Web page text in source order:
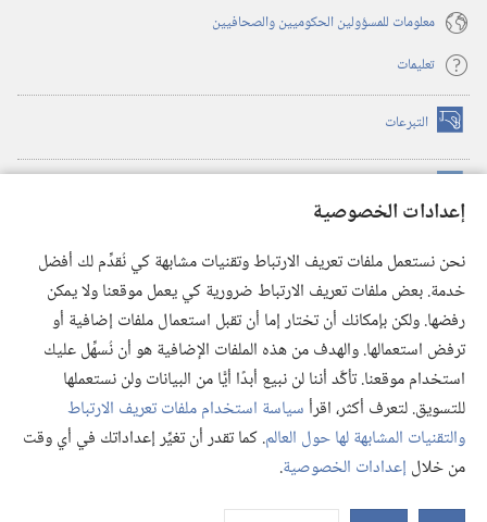
إعدادات الخصوصية
نحن نستعمل ملفات تعريف الارتباط وتقنيات مشابهة كي نُقدِّم لك أفضل
خدمة. بعض ملفات تعريف الارتباط ضرورية كي يعمل موقعنا ولا يمكن
رفضها. ولكن بإمكانك أن تختار إما أن تقبل استعمال ملفات إضافية أو
ترفض استعمالها. والهدف من هذه الملفات الإضافية هو أن نُسهِّل عليك
استخدام موقعنا. تأكَّد أننا لن نبيع أبدًا أيًّا من البيانات ولن نستعملها
للتسويق. لتعرف أكثر، اقرأسياسة استخدام ملفات تعريف الارتباط
والتقنيات المشابهة لها حول العالم. كما تقدر أن تغيِّر إعداداتك في أي وقت
من خلال إعدادات الخصوصية.
معلومات للمسؤولين الحكوميين والصحافيين
تعليمات
التبرعات (يفتح
نافذة
(يفتح
نافذة
(يفتح
نافذة
جديدة) تطبيق ®
JW Library
مكتبة برج المراقبة
© 2026 .Watch Tower Bible and Tract Society of Pennsylvania
شروط الاستخدام |